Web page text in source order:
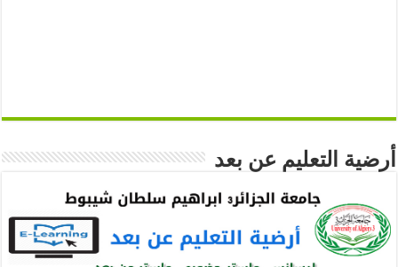
أرضية التعليم عن بعد